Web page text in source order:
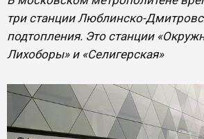
три станции Люблинско-
подтопления. Это станции
Лихоборы» и «Селигерская»